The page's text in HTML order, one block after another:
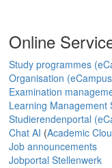
Online
Study programmes
Organisation
Examination
Learning Management
Studierendenportal
Chat AI (Academic
Job announcements
Jobportal Stellenwerk